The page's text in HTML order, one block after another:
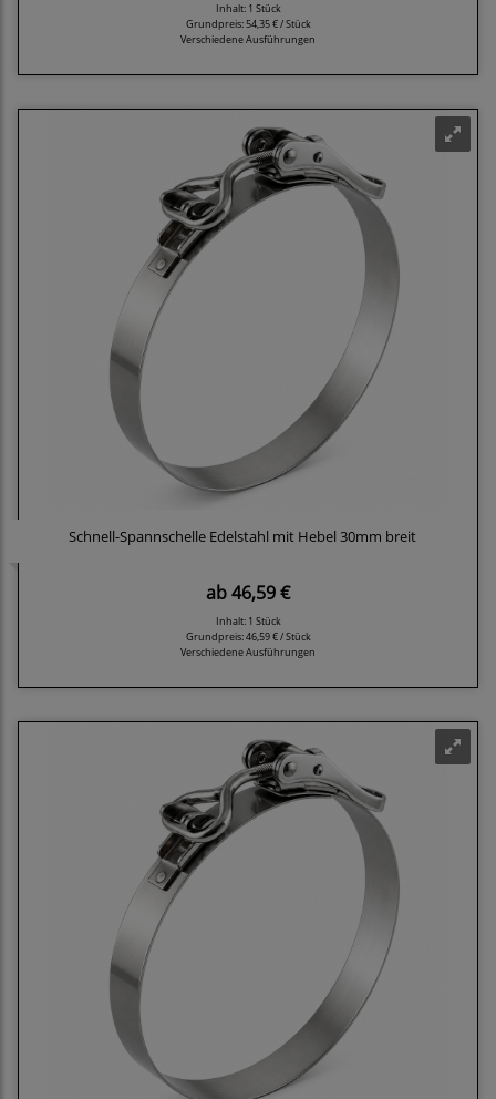
Inhalt: 1 Stück
Grundpreis:54,35 € / Stück
Verschiedene Ausführungen
Schnell-Spannschelle Edelstahl mit Hebel 30mm breit
ab46,59 €
Inhalt: 1 Stück
Grundpreis:46,59 € / Stück
Verschiedene Ausführungen